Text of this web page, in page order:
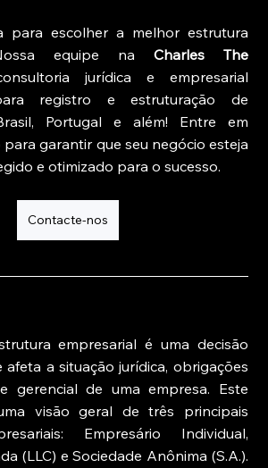
para escolher a melhor estrutura
equipe na Charles The
jurídica e empresarial
registro e estruturação de
Portugal e além! Entre em
garantir que seu negócio esteja
e otimizado para o sucesso.
Contacte-nos
empresarial é uma decisão
a situação jurídica, obrigações
gerencial de uma empresa. Este
visão geral de três principais
Empresário Individual,
(LLC) e Sociedade Anônima (S.A.).